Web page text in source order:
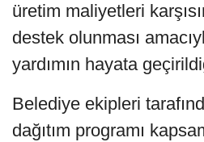
üretim maliyetleri
destek olunması
yardımın hayata
Belediye ekipleri
dağıtım programı